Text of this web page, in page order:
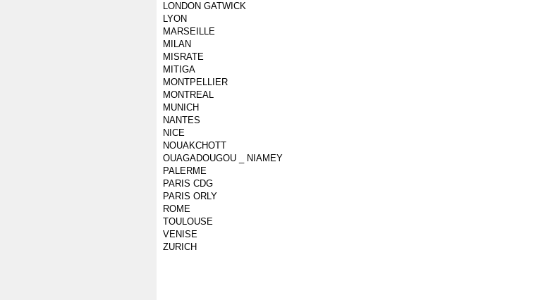
LONDON GATWICK
LYON
MARSEILLE
MILAN
MISRATE
MITIGA
MONTPELLIER
MONTREAL
MUNICH
NANTES
NICE
NOUAKCHOTT
OUAGADOUGOU _ NIAMEY
PALERME
PARIS CDG
PARIS ORLY
ROME
TOULOUSE
VENISE
ZURICH